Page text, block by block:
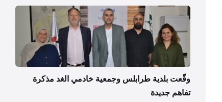
وقّعت بلدية طرابلس وجمعية خادمي الغد مذكرة
تفاهم جديدة